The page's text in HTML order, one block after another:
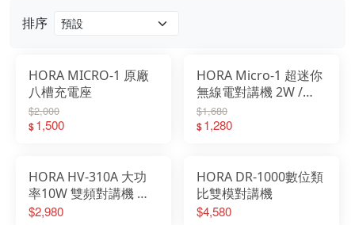
排序
HORA MICRO-1 原廠
八槽充電座
$2,000
$1,500
HORA Micro-1 超迷你
無線電對講機 2W /
1000mAh
$1,680
$1,280
HORA HV-310A 大功
率10W 雙頻對講機 繁
體中文選單
$2,980
HORA DR-1000數位類
比雙模對講機
$4,580